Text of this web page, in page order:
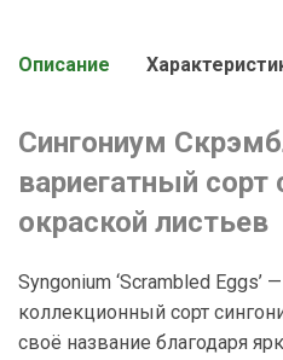
Описание
Сингониум
вариегатный
окраской листьев
Syngonium ‘Scrambled Eggs’
коллекционный сорт
своё название благодаря